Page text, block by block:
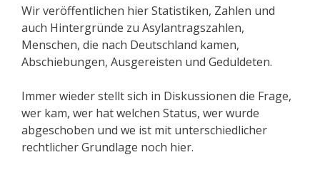
Wir veröffentlichen hier Statistiken, Zahlen und
auch Hintergründe zu Asylantragszahlen,
Menschen, die nach Deutschland kamen,
Abschiebungen, Ausgereisten und Geduldeten.
Immer wieder stellt sich in Diskussionen die Frage,
wer kam, wer hat welchen Status, wer wurde
abgeschoben und we ist mit unterschiedlicher
rechtlicher Grundlage noch hier.